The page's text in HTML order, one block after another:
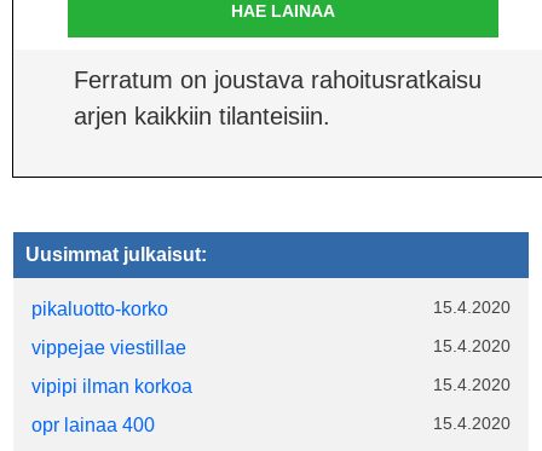
HAE LAINAA
Ferratum on joustava rahoitusratkaisu
arjen kaikkiin tilanteisiin.
Uusimmat julkaisut:
pikaluotto-korko 15.4.2020
vippejae viestillae 15.4.2020
vipipi ilman korkoa 15.4.2020
opr lainaa 400 15.4.2020